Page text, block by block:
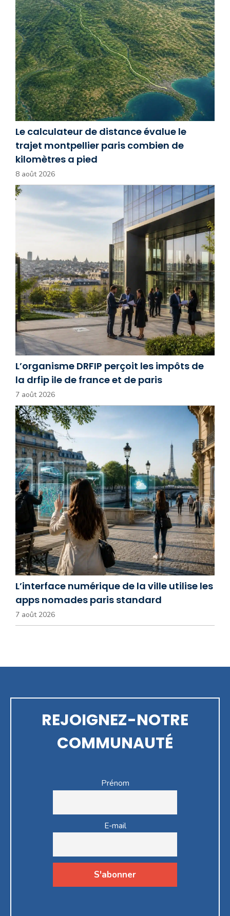
Le calculateur de distance évalue le
trajet montpellier paris combien de
kilomètres a pied
8 août 2026
L’organisme DRFIP perçoit les impôts de
la drfip ile de france et de paris
7 août 2026
L’interface numérique de la ville utilise les
apps nomades paris standard
7 août 2026
REJOIGNEZ-NOTRE
COMMUNAUTÉ
Prénom
E-mail